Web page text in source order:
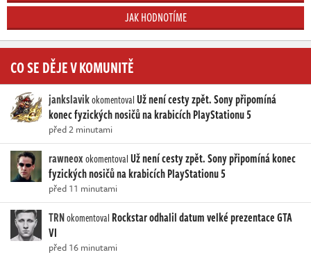
JAK HODNOTÍME
CO SE DĚJE V KOMUNITĚ
jankslavikokomentovalUž není cesty zpět. Sony připomíná
konec fyzických nosičů na krabicích PlayStationu 5
před 2 minutami
rawneoxokomentovalUž není cesty zpět. Sony připomíná konec
fyzických nosičů na krabicích PlayStationu 5
před 11 minutami
TRNokomentoval Rockstar odhalil datum velké prezentace GTA
VI
před 16 minutami